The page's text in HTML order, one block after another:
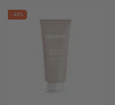
-40%